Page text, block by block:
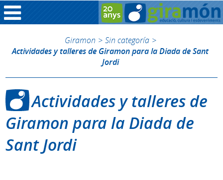
Giramon > Sin categoría >
Actividades y talleres de Giramon para la Diada de Sant
Jordi
Actividades y talleres de
Giramon para la Diada de
Sant Jordi